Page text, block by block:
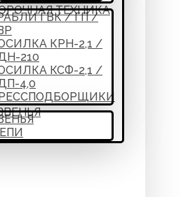
ТЕХНИКА
ГВК / ГП /
КРН-2,1 /
210
КСФ-2,1 /
4,0